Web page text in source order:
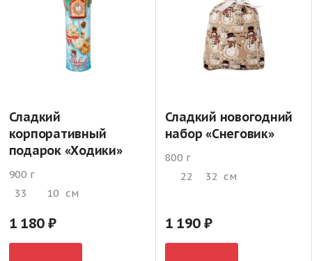
Сладкий
корпоративный
подарок «Ходики»
900 г
33
10 см
1 180
Сладкий новогодний
набор «Снеговик»
800 г
22
32 см
1 190